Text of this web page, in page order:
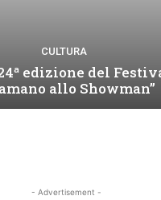
CULTURA
edizione del
allo Showman”
- Advertisement -